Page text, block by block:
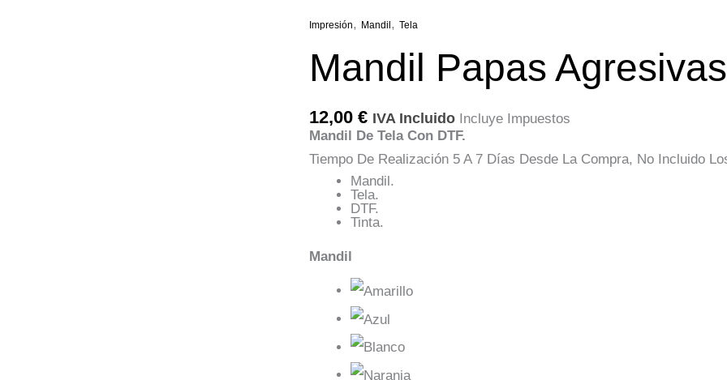
Impresión, Mandil ,Tela
Mandil Papas
12,00€ IVA Incluido Incluye Impuestos
Mandil De Tela Con DTF.
Tiempo De Realización 5 A 7 Días Desde La Compra, No Incluido
Mandil.
Tela.
DTF.
Tinta.
Mandil